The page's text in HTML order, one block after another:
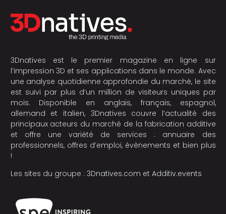
3Dnatives est le premier magazine en ligne sur
l’impression 3D et ses applications dans le monde. Avec
une analyse quotidienne approfondie du marché, le site
est suivi par plus d’un million de visiteurs uniques par
mois. Disponible en anglais, français, espagnol,
allemand et italien, 3Dnatives couvre l’actualité des
principaux acteurs du marché de la fabrication additive
et offre une variété de services : annuaire des
professionnels, offres d’emploi, évènements et bien plus
!
Les sites du groupe : 3Dnatives.com et Additiv.events